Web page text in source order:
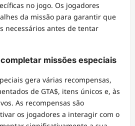
no jogo. Os jogadores
da missão para garantir que
necessários antes de tentar
missões especiais
gera várias recompensas,
de GTA$, itens únicos e, às
As recompensas são
os jogadores a interagir com o